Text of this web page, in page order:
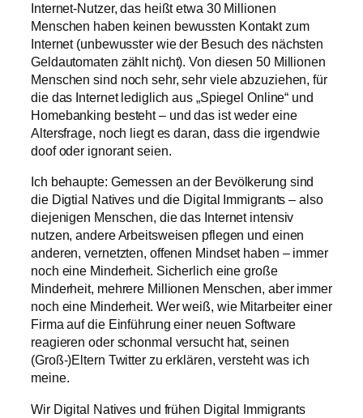
Internet-Nutzer, das heißt etwa 30 Millionen
Menschen haben keinen bewussten Kontakt zum
Internet (unbewusster wie der Besuch des nächsten
Geldautomaten zählt nicht). Von diesen 50 Millionen
Menschen sind noch sehr, sehr viele abzuziehen, für
die das Internet lediglich aus „Spiegel Online“ und
Homebanking besteht – und das ist weder eine
Altersfrage, noch liegt es daran, dass die irgendwie
doof oder ignorant seien.
Ich behaupte: Gemessen an der Bevölkerung sind
die Digtial Natives und die Digital Immigrants – also
diejenigen Menschen, die das Internet intensiv
nutzen, andere Arbeitsweisen pflegen und einen
anderen, vernetzten, offenen Mindset haben – immer
noch eine Minderheit. Sicherlich eine große
Minderheit, mehrere Millionen Menschen, aber immer
noch eine Minderheit. Wer weiß, wie Mitarbeiter einer
Firma auf die Einführung einer neuen Software
reagieren oder schonmal versucht hat, seinen
(Groß-)Eltern Twitter zu erklären, versteht was ich
meine.
Wir Digital Natives und frühen Digital Immigrants